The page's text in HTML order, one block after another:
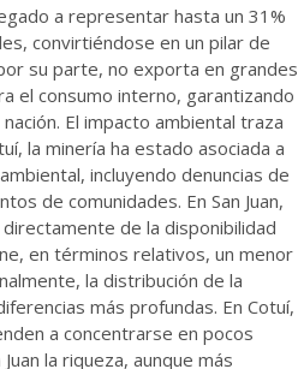
a representar hasta un 31%
convirtiéndose en un pilar de
su parte, no exporta en grandes
el consumo interno, garantizando
El impacto ambiental traza
la minería ha estado asociada a
incluyendo denuncias de
de comunidades. En San Juan,
de la disponibilidad
en términos relativos, un menor
la distribución de la
más profundas. En Cotuí,
a concentrarse en pocos
la riqueza, aunque más